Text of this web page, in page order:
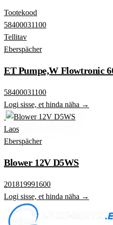
Tootekood
58400031100
Tellitav
Eberspächer
ET Pumpe,W Flowtronic
58400031100
Logi sisse, et hinda näha →
Laos
Eberspächer
Blower 12V D5WS
201819991600
Logi sisse, et hinda näha →